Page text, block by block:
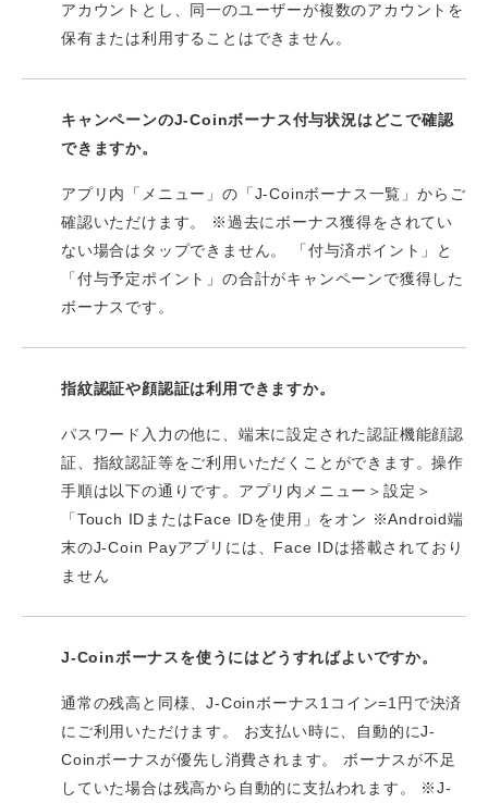
アカウントとし、同一のユーザーが複数のアカウントを
保有または利用することはできません。
キャンペーンのJ-Coinボーナス付与状況はどこで確認
できますか。
アプリ内「メニュー」の「J-Coinボーナス一覧」からご
確認いただけます。 ※過去にボーナス獲得をされてい
ない場合はタップできません。 「付与済ポイント」と
「付与予定ポイント」の合計がキャンペーンで獲得した
ボーナスです。
指紋認証や顔認証は利用できますか。
パスワード入力の他に、端末に設定された認証機能顔認
証、指紋認証等をご利用いただくことができます。操作
手順は以下の通りです。アプリ内メニュー＞設定＞
「Touch IDまたはFace IDを使用」をオン ※Android端
末のJ-Coin Payアプリには、Face IDは搭載されており
ません
J-Coinボーナスを使うにはどうすればよいですか。
通常の残高と同様、J-Coinボーナス1コイン=1円で決済
にご利用いただけます。 お支払い時に、自動的にJ-
Coinボーナスが優先し消費されます。 ボーナスが不足
していた場合は残高から自動的に支払われます。 ※J-